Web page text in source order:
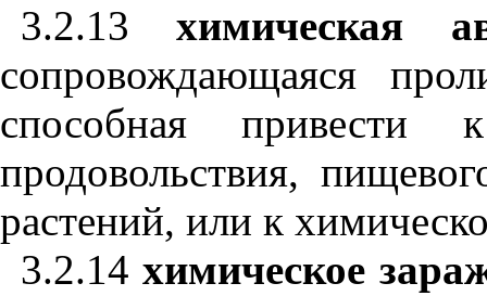
3.2.13
химическая
сопровождающаяся
способная
продовольствия,
растений, или к
3.2.14 химическое